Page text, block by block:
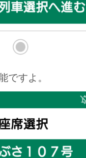
ですよ。